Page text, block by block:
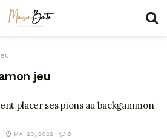
jeu
placer ses pions au backgammon
MAI 20, 2022 0